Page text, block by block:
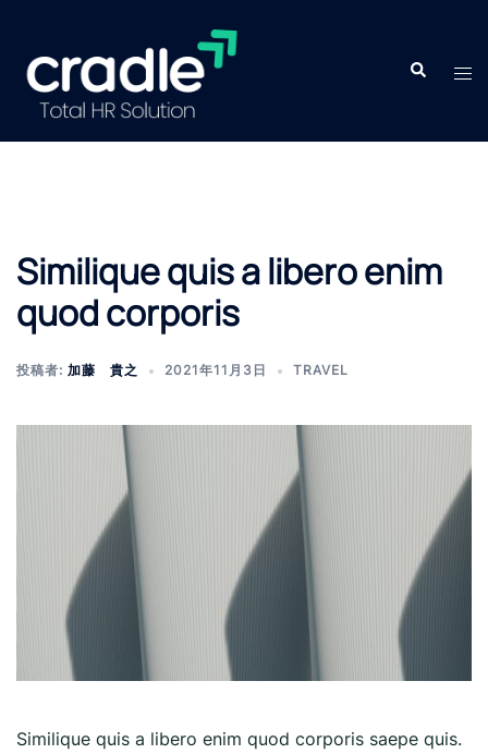
Similique quis a libero enim
quod corporis
投稿者: 加藤 貴之 2021年11月3日 TRAVEL
Similique quis a libero enim quod corporis saepe quis.